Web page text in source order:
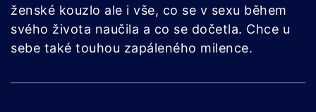
ženské kouzlo ale i vše, co se v sexu během
svého života naučila a co se dočetla. Chce u
sebe také touhou zapáleného milence.